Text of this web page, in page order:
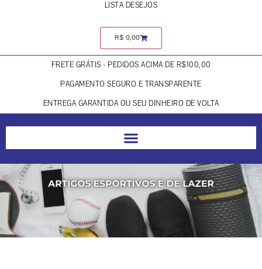
LISTA DESEJOS
R$ 0,00
FRETE GRÁTIS - PEDIDOS ACIMA DE R$100,00
PAGAMENTO SEGURO E TRANSPARENTE
ENTREGA GARANTIDA OU SEU DINHEIRO DE VOLTA